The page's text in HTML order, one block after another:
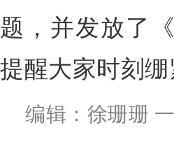
题，并发放了
提醒大家时刻绷
编辑：徐珊珊